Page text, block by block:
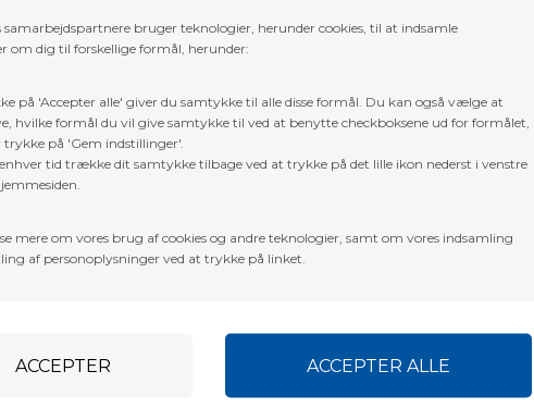
samarbejdspartnere bruger teknologier, herunder cookies, til at indsamle
om dig til forskellige formål, herunder:
på 'Accepter alle' giver du samtykke til alle disse formål. Du kan også vælge at
hvilke formål du vil give samtykke til ved at benytte checkboksene ud for formålet,
trykke på 'Gem indstillinger'.
tid trække dit samtykke tilbage ved at trykke på det lille ikon nederst i venstre
mere om vores brug af cookies og andre teknologier, samt om vores indsamling
af personoplysninger ved at trykke på linket.